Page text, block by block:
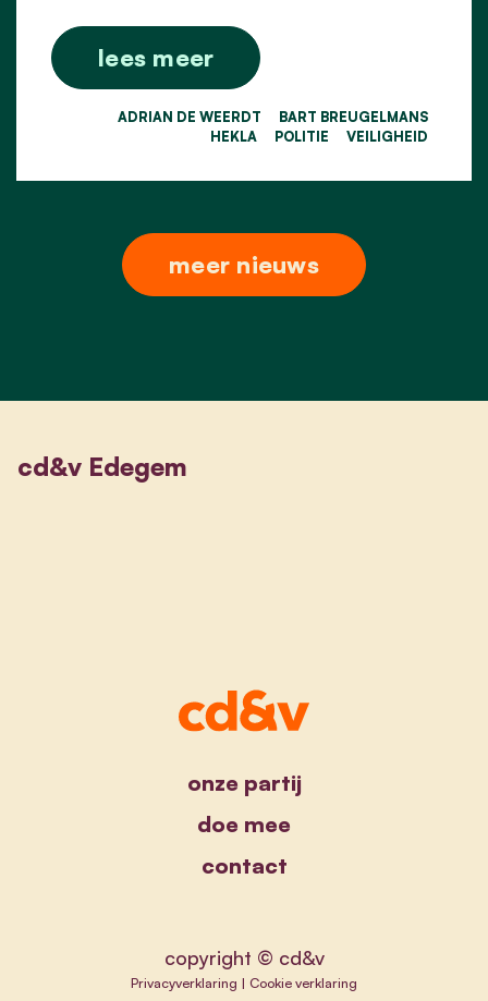
lees meer
ADRIAN DE WEERDT
BART BREUGELMANS
HEKLA
POLITIE VEILIGHEID
meer nieuws
cd&v Edegem
onze partij
doe mee
contact
copyright © cd&v
Privacyverklaring | Cookie verklaring